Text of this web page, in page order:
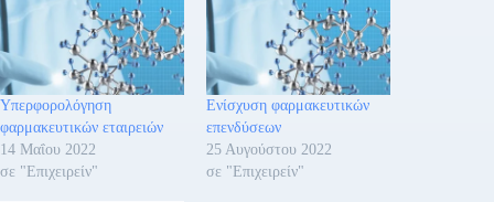
Υπερφορολόγηση
φαρμακευτικών εταιρειών
14 Μαΐου 2022
σε "Επιχειρείν"
Ενίσχυση φαρμακευτικών
επενδύσεων
25 Αυγούστου 2022
σε "Επιχειρείν"